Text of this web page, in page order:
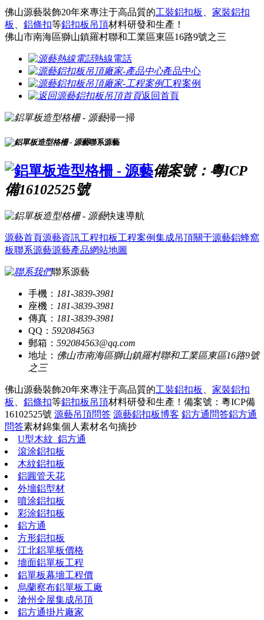
佛山源藝裝飾20年來專注于高品質的工裝鋁扣板
家裝鋁扣
板
鋁條扣等鋁扣板吊頂材料研發和生產！
佛山市南海區獅山鎮羅村聯和工業區東區16路9號之三
熱線電話
產品中心
工程案例
返回首頁
掃一掃
聯系源藝
備案號：粵ICP
備16102525號
快速導航
源藝首頁源藝資訊工程扣板工程案例集成吊頂關于源藝鋁蜂窩
板聯系源藝源藝產品網站地圖
聯系源藝
手機： 181-3839-3981
座機： 181-3839-3981
傳真： 181-3839-3981
QQ： 592084563
郵箱： 592084563@qq.com
地址： 佛山市南海區獅山鎮羅村聯和工業區東區16路9號
之三
佛山源藝裝飾20年來專注于高品質的工裝鋁扣板 、 家裝鋁扣
板 、 鋁條扣等鋁扣板吊頂材料研發和生產！ 備案號：粵ICP備
16102525號 源藝吊頂問答 源藝鋁扣板博客 鋁方通問答鋁方通
問答素材錦集個人素材名句摘抄
U型木紋_鋁方通
滾涂鋁扣板
木紋鋁扣板
鋁圓管天花
外墻鋁型材
噴涂鋁扣板
彩涂鋁扣板
鋁方通
方形鋁扣板
江北鋁單板價格
墻面鋁單板工程
鋁單板幕墻工程價
烏蘭察布鋁單板工廠
滄州全屋集成吊頂
鋁方通掛片廠家